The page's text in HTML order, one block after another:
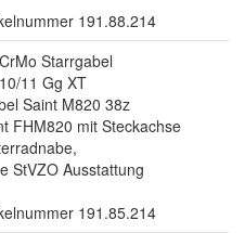
191.88.214
Starrgabel
11 Gg XT
Saint M820 38z
FHM820 mit Steckachse
StVZO Ausstattung
191.85.214